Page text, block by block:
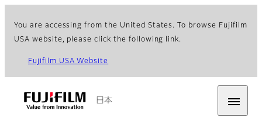
You are accessing from the United States. To browse Fujifilm
USA website, please click the following link.
Fujifilm USA Website
日本